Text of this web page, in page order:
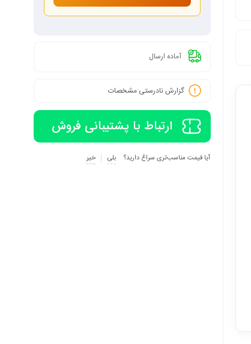
آماده ارسال
گزارش نادرستی مشخصات
ارتباط با پشتیبانی فروش
آیا قیمت مناسب‌تری سراغ دارید؟ بلی خیر